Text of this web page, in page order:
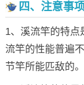
四、注意事
1、溪流竿的特点
流竿的性能普遍
节竿所能匹敌的。